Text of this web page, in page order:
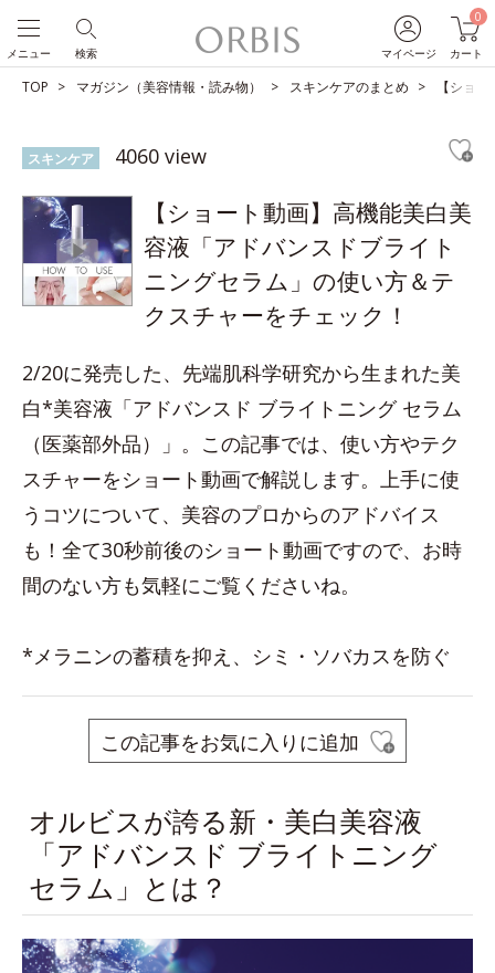
マイページ
0
カート
検索
メニュー
TOP マガジン（美容情報・読み物） スキンケアのまとめ 【ショ
スキンケア 4060 view
【ショート動画】高機能美白美
容液「アドバンスドブライト
ニングセラム」の使い方＆テ
クスチャーをチェック！
2/20に発売した、先端肌科学研究から生まれた美
白*美容液「アドバンスド ブライトニング セラム
（医薬部外品）」。この記事では、使い方やテク
スチャーをショート動画で解説します。上手に使
うコツについて、美容のプロからのアドバイス
も！全て30秒前後のショート動画ですので、お時
間のない方も気軽にご覧くださいね。
*メラニンの蓄積を抑え、シミ・ソバカスを防ぐ
この記事をお気に入りに追加
オルビスが誇る新・美白美容液
「アドバンスド ブライトニング
セラム」とは？